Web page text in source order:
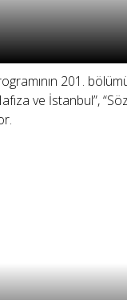
201.
ve İstanbul”,